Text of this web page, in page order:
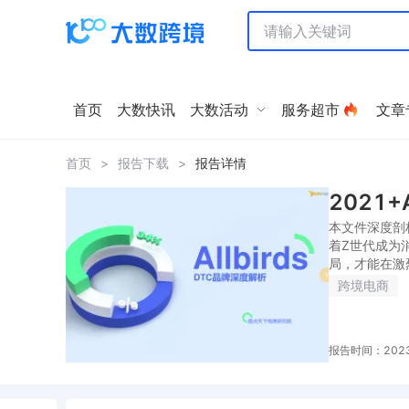
首页 大数快讯 大数活动 服务超市 文章
首页 > 报告下载 > 报告详情
本文件深度
着Z世代成为
局，才能在
跨境电商
报告时间：